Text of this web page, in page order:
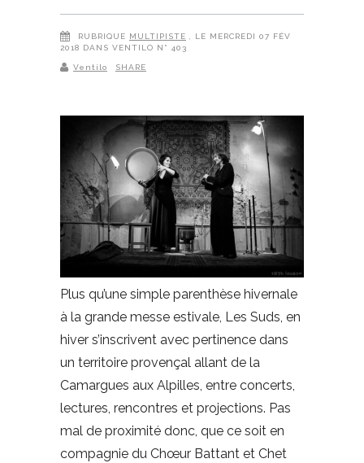
RUBRIQUE MULTIPISTE
, LE MERCREDI 07 FÉV
2018 DANS VENTILO N° 403
Ventilo SHARE
Plus qu’une simple parenthèse hivernale
à la grande messe estivale, Les Suds, en
hiver s’inscrivent avec pertinence dans
un territoire provençal allant de la
Camargues aux Alpilles, entre concerts,
lectures, rencontres et projections. Pas
mal de proximité donc, que ce soit en
compagnie du Chœur Battant et Chet